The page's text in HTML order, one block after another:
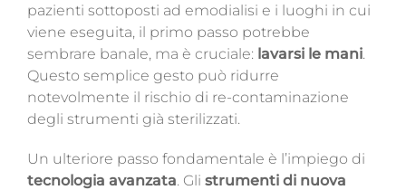
pazienti sottoposti ad emodialisi e i luoghi in cui
viene eseguita, il primo passo potrebbe
sembrare banale, ma è cruciale: lavarsi le mani.
Questo semplice gesto può ridurre
notevolmente il rischio di re-contaminazione
degli strumenti già sterilizzati.
Un ulteriore passo fondamentale è l’impiego di
tecnologia avanzata. Gli strumenti di nuova